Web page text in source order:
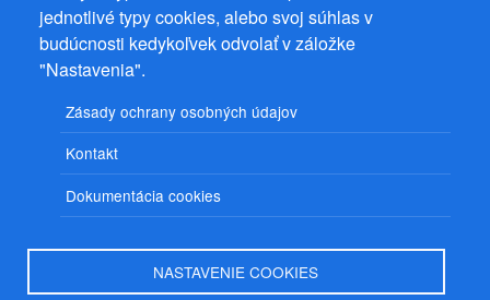
jednotlivé typy cookies, alebo svoj súhlas v
budúcnosti kedykoľvek odvolať v záložke
"Nastavenia".
Zásady ochrany osobných údajov
Kontakt
Dokumentácia cookies
NASTAVENIE COOKIES